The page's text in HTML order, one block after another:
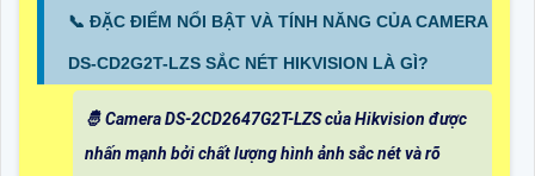
📞 ĐẶC ĐIỂM NỔI BẬT VÀ TÍNH NĂNG CỦA CAMERA
DS-CD2G2T-LZS SẮC NÉT HIKVISION LÀ GÌ?
🤴 Camera DS-2CD2647G2T-LZS của Hikvision được
nhấn mạnh bởi chất lượng hình ảnh sắc nét và rõ